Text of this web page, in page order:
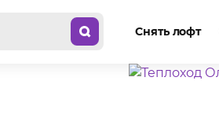
Снять лофт